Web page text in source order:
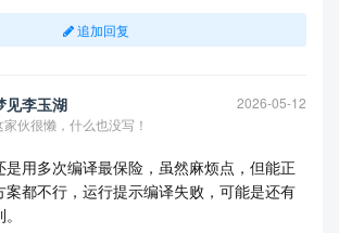
追加回复
见李玉湖
2026-05-12
家伙很懒，什么也没写！
用多次编译最保险，虽然麻烦点，但能正
案都不行，运行提示编译失败，可能是还有